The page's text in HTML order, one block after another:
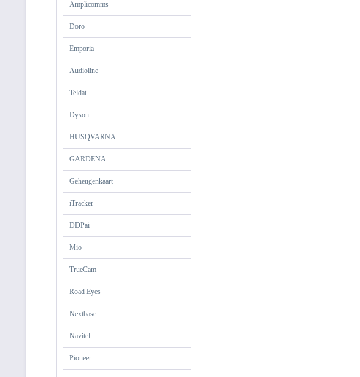
Amplicomms
Doro
Emporia
Audioline
Teldat
Dyson
HUSQVARNA
GARDENA
Geheugenkaart
iTracker
DDPai
Mio
TrueCam
Road Eyes
Nextbase
Navitel
Pioneer